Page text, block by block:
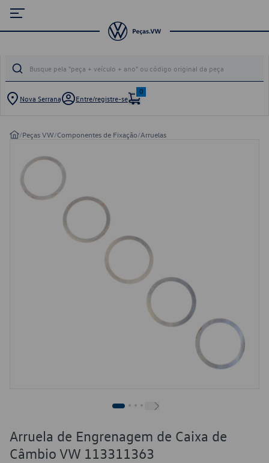
Nova Serrana Entre/registre-se
0
/Peças VW/Componentes de Fixação/Arruelas
Arruela de Engrenagem de Caixa de
Câmbio VW 113311363